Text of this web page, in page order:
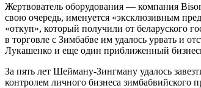
Жертвователь оборудования — компания
свою очередь, именуется «эксклюзивным
«откуп», который получили от беларуского
в торговле с Зимбабве им удалось урвать и
Лукашенко и еще один приближенный
За пять лет Шейману-Зингману удалось
контролем личного бизнеса